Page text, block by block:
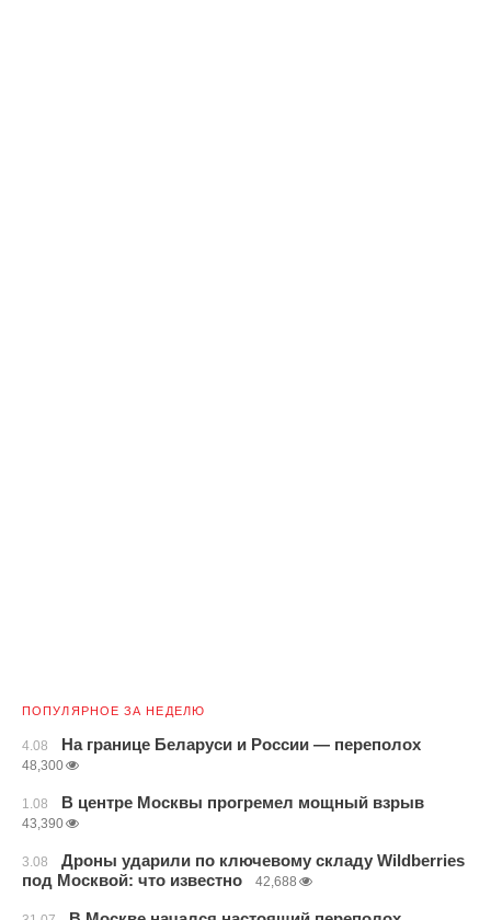
ПОПУЛЯРНОЕ ЗА НЕДЕЛЮ
4.08 На границе Беларуси и России — переполох
48,300
1.08 В центре Москвы прогремел мощный взрыв
43,390
3.08
Дроны ударили по ключевому складу Wildberries
под Москвой: что известно
42,688